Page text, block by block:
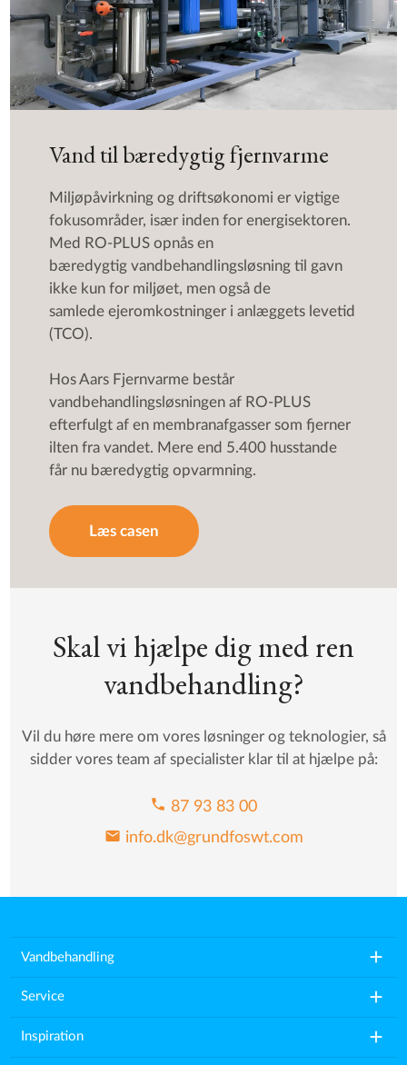
Vand til bæredygtig fjernvarme
Miljøpåvirkning og driftsøkonomi er vigtige
fokusområder, især inden for energisektoren.
Med RO-PLUS opnås en
bæredygtig vandbehandlingsløsning til gavn
ikke kun for miljøet, men også de
samlede ejeromkostninger i anlæggets levetid
(TCO).
Hos Aars Fjernvarme består
vandbehandlingsløsningen af RO-PLUS
efterfulgt af en membranafgasser som fjerner
ilten fra vandet. Mere end 5.400 husstande
får nu bæredygtig opvarmning.
Læs casen
Skal vi hjælpe dig med ren
vandbehandling?
Vil du høre mere om vores løsninger og teknologier, så
sidder vores team af specialister klar til at hjælpe på:
phone 87 93 83 00
mail info.dk@grundfoswt.com
Vandbehandling add
Service add
Inspiration add